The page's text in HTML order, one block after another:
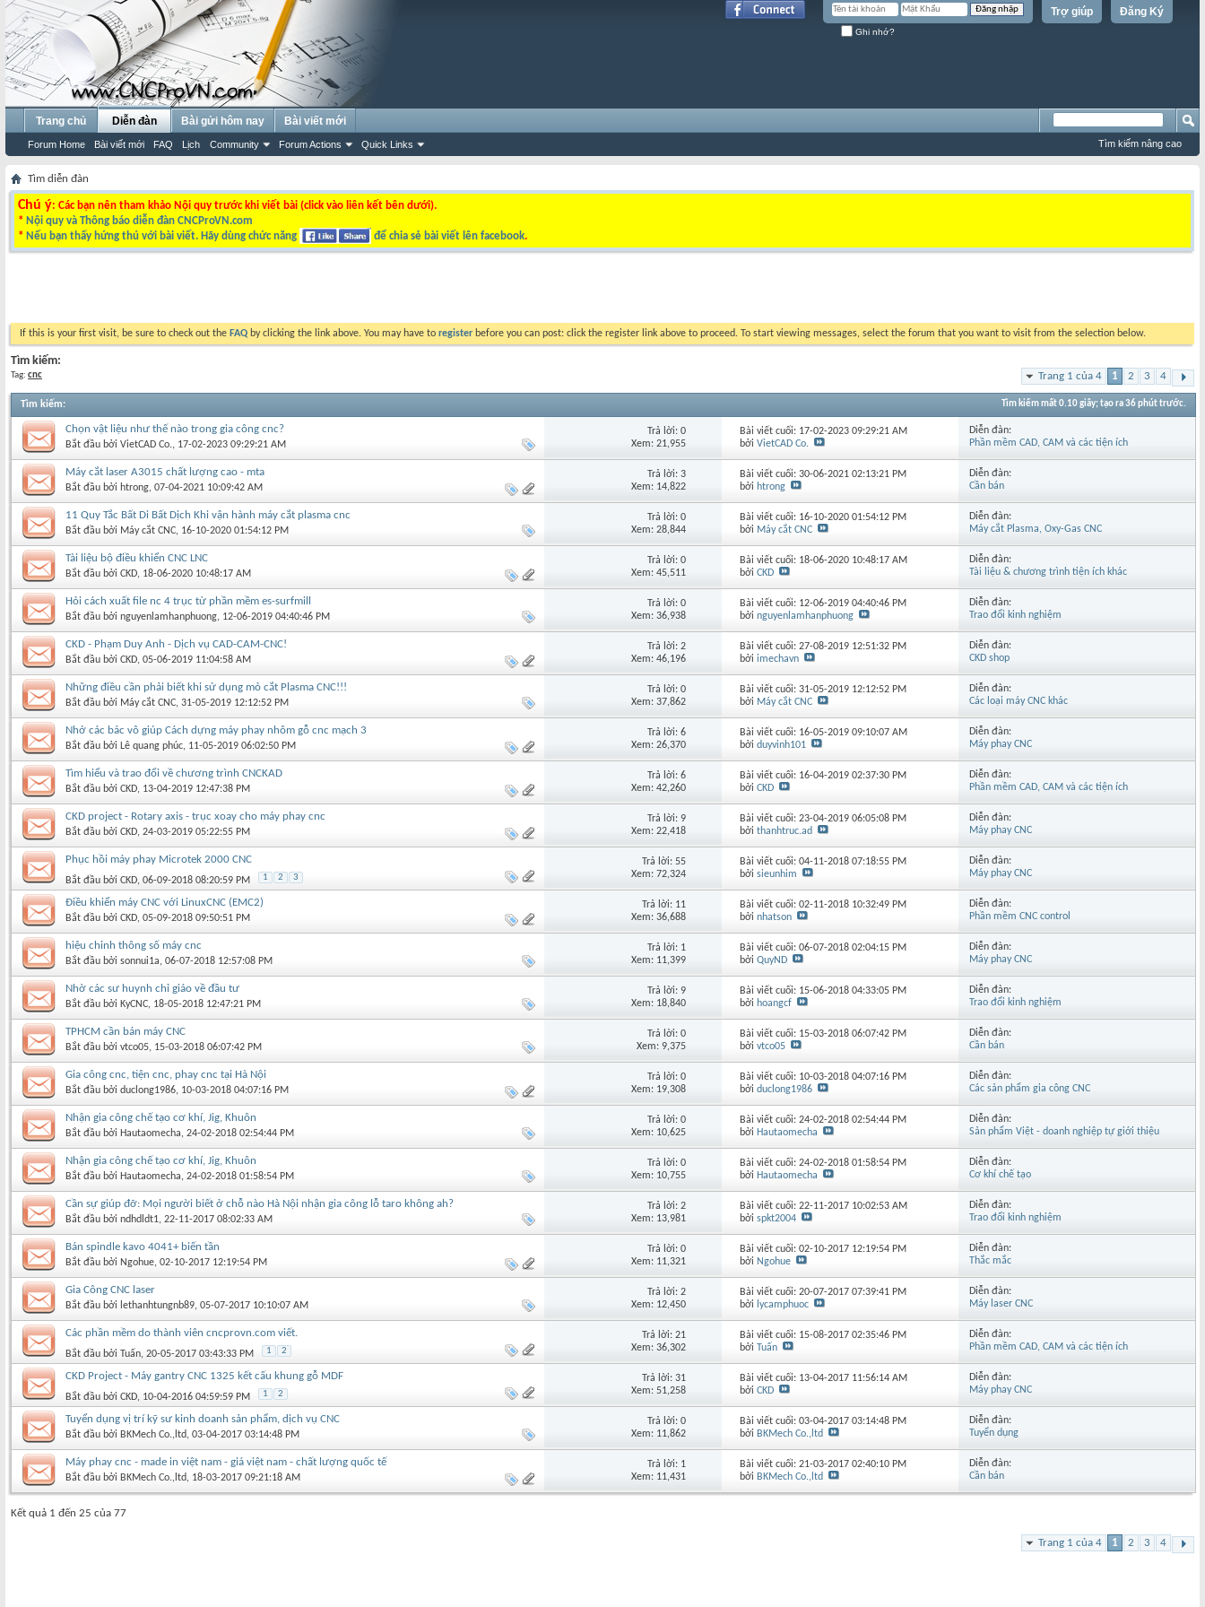
Đăng Ký
Trợ giúp
Ghi nhớ?
Trang chủ Diễn đàn
Forum Home Bài viết mới FAQ Lịch Community Forum Actions Quick Links
Bài gửi hôm nay Bài viết mới
Tìm kiếm nâng cao
Tìm diễn đàn
Chú ý: Các bạn nên tham khảo Nội quy trước khi viết bài (click vào liên kết bên dưới).
* Nội quy và Thông báo diễn đàn CNCProVN.com
* Nếu bạn thấy hứng thú với bài viết. Hãy dùng chức năng để chia sẻ bài viết lên facebook.
If this is your first visit, be sure to check out the FAQ by clicking the link above. You may have to register before you can post: click the register link above to proceed. To start viewing messages, select the forum that you want to visit from the selection below.
Tìm kiếm:
Tag: cnc Trang 1 của 4 1 2 3 4
Tìm kiếm: Tìm kiếm mất0.10giây; tạo ra 36 phút trước.
Chọn vật liệu như thế nào trong gia công cnc?
Bắt đầu bởi VietCAD Co.‎, 17-02-2023 09:29:21 AM
Trả lời: 0
Xem: 21,955
Bài viết cuối: 17-02-2023 09:29:21 AM
bởi VietCAD Co.
Diễn đàn:
Phần mềm CAD, CAM và các tiện ích
Máy cắt laser A3015 chất lượng cao - mta
Bắt đầu bởi htrong‎, 07-04-2021 10:09:42 AM
Trả lời: 3
Xem: 14,822
Bài viết cuối: 30-06-2021 02:13:21 PM
bởi htrong
Diễn đàn:
Cần bán
11 Quy Tắc Bất Di Bất Dịch Khi vận hành máy cắt plasma cnc
Bắt đầu bởi Máy cắt CNC‎, 16-10-2020 01:54:12 PM
Trả lời: 0
Xem: 28,844
Bài viết cuối: 16-10-2020 01:54:12 PM
bởi Máy cắt CNC
Diễn đàn:
Máy cắt Plasma, Oxy-Gas CNC
Tài liệu bộ điều khiển CNC LNC
Bắt đầu bởi CKD‎, 18-06-2020 10:48:17 AM
Trả lời: 0
Xem: 45,511
Bài viết cuối: 18-06-2020 10:48:17 AM
bởi CKD
Diễn đàn:
Tài liệu & chương trình tiện ích khác
Hỏi cách xuất file nc 4 trục từ phần mềm es-surfmill
Bắt đầu bởi nguyenlamhanphuong‎, 12-06-2019 04:40:46 PM
Trả lời: 0
Xem: 36,938
Bài viết cuối: 12-06-2019 04:40:46 PM
bởi nguyenlamhanphuong
Diễn đàn:
Trao đổi kinh nghiệm
CKD - Phạm Duy Anh - Dịch vụ CAD-CAM-CNC!
Bắt đầu bởi CKD‎, 05-06-2019 11:04:58 AM
Trả lời: 2
Xem: 46,196
Bài viết cuối: 27-08-2019 12:51:32 PM
bởi imechavn
Diễn đàn:
CKD shop
Những điều cần phải biết khi sử dụng mỏ cắt Plasma CNC!!!
Bắt đầu bởi Máy cắt CNC‎, 31-05-2019 12:12:52 PM
Trả lời: 0
Xem: 37,862
Bài viết cuối: 31-05-2019 12:12:52 PM
bởi Máy cắt CNC
Diễn đàn:
Các loại máy CNC khác
Nhớ các bác vô giúp Cách dựng máy phay nhôm gỗ cnc mạch 3
Bắt đầu bởi Lê quang phúc‎, 11-05-2019 06:02:50 PM
Trả lời: 6
Xem: 26,370
Bài viết cuối: 16-05-2019 09:10:07 AM
bởi duyvinh101
Diễn đàn:
Máy phay CNC
Tìm hiểu và trao đổi về chương trình CNCKAD
Bắt đầu bởi CKD‎, 13-04-2019 12:47:38 PM
Trả lời: 6
Xem: 42,260
Bài viết cuối: 16-04-2019 02:37:30 PM
bởi CKD
Diễn đàn:
Phần mềm CAD, CAM và các tiện ích
CKD project - Rotary axis - trục xoay cho máy phay cnc
Bắt đầu bởi CKD‎, 24-03-2019 05:22:55 PM
Trả lời: 9
Xem: 22,418
Bài viết cuối: 23-04-2019 06:05:08 PM
bởi thanhtruc.ad
Diễn đàn:
Máy phay CNC
Phục hồi máy phay Microtek 2000 CNC
Bắt đầu bởi CKD‎, 06-09-2018 08:20:59 PM 1 2 3
Trả lời: 55
Xem: 72,324
Bài viết cuối: 04-11-2018 07:18:55 PM
bởi sieunhim
Diễn đàn:
Máy phay CNC
Điều khiển máy CNC với LinuxCNC (EMC2)
Bắt đầu bởi CKD‎, 05-09-2018 09:50:51 PM
Trả lời: 11
Xem: 36,688
Bài viết cuối: 02-11-2018 10:32:49 PM
bởi nhatson
Diễn đàn:
Phần mềm CNC control
hiệu chỉnh thông số máy cnc
Bắt đầu bởi sonnui1a‎, 06-07-2018 12:57:08 PM
Trả lời: 1
Xem: 11,399
Bài viết cuối: 06-07-2018 02:04:15 PM
bởi QuyND
Diễn đàn:
Máy phay CNC
Nhờ các sư huynh chỉ giáo về đầu tư
Bắt đầu bởi KyCNC‎, 18-05-2018 12:47:21 PM
Trả lời: 9
Xem: 18,840
Bài viết cuối: 15-06-2018 04:33:05 PM
bởi hoangcf
Diễn đàn:
Trao đổi kinh nghiệm
TPHCM cần bán máy CNC
Bắt đầu bởi vtco05‎, 15-03-2018 06:07:42 PM
Trả lời: 0
Xem: 9,375
Bài viết cuối: 15-03-2018 06:07:42 PM
bởi vtco05
Diễn đàn:
Cần bán
Gia công cnc, tiện cnc, phay cnc tại Hà Nội
Bắt đầu bởi duclong1986‎, 10-03-2018 04:07:16 PM
Trả lời: 0
Xem: 19,308
Bài viết cuối: 10-03-2018 04:07:16 PM
bởi duclong1986
Diễn đàn:
Các sản phẩm gia công CNC
Nhận gia công chế tạo cơ khí, Jig, Khuôn
Bắt đầu bởi Hautaomecha‎, 24-02-2018 02:54:44 PM
Trả lời: 0
Xem: 10,625
Bài viết cuối: 24-02-2018 02:54:44 PM
bởi Hautaomecha
Diễn đàn:
Sản phẩm Việt - doanh nghiệp tự giới thiệu
Nhận gia công chế tạo cơ khí, Jig, Khuôn
Bắt đầu bởi Hautaomecha‎, 24-02-2018 01:58:54 PM
Trả lời: 0
Xem: 10,755
Bài viết cuối: 24-02-2018 01:58:54 PM
bởi Hautaomecha
Diễn đàn:
Cơ khí chế tạo
Cần sự giúp đỡ: Mọi người biết ở chỗ nào Hà Nội nhận gia công lỗ taro không ah?
Bắt đầu bởi ndhdldt1‎, 22-11-2017 08:02:33 AM
Trả lời: 2
Xem: 13,981
Bài viết cuối: 22-11-2017 10:02:53 AM
bởi spkt2004
Diễn đàn:
Trao đổi kinh nghiệm
Bán spindle kavo 4041+ biến tần
Bắt đầu bởi Ngohue‎, 02-10-2017 12:19:54 PM
Trả lời: 0
Xem: 11,321
Bài viết cuối: 02-10-2017 12:19:54 PM
bởi Ngohue
Diễn đàn:
Thắc mắc
Gia Công CNC laser
Bắt đầu bởi lethanhtungnb89‎, 05-07-2017 10:10:07 AM
Trả lời: 2
Xem: 12,450
Bài viết cuối: 20-07-2017 07:39:41 PM
bởi lycamphuoc
Diễn đàn:
Máy laser CNC
Các phần mềm do thành viên cncprovn.com viết.
Bắt đầu bởi Tuấn‎, 20-05-2017 03:43:33 PM 1 2
Trả lời: 21
Xem: 36,302
Bài viết cuối: 15-08-2017 02:35:46 PM
bởi Tuấn
Diễn đàn:
Phần mềm CAD, CAM và các tiện ích
CKD Project - Máy gantry CNC 1325 kết cấu khung gỗ MDF
Bắt đầu bởi CKD‎, 10-04-2016 04:59:59 PM 1 2
Trả lời: 31
Xem: 51,258
Bài viết cuối: 13-04-2017 11:56:14 AM
bởi CKD
Diễn đàn:
Máy phay CNC
Tuyển dụng vị trí kỹ sư kinh doanh sản phẩm, dịch vụ CNC
Bắt đầu bởi BKMech Co.,ltd‎, 03-04-2017 03:14:48 PM
Trả lời: 0
Xem: 11,862
Bài viết cuối: 03-04-2017 03:14:48 PM
bởi BKMech Co.,ltd
Diễn đàn:
Tuyển dụng
Máy phay cnc - made in việt nam - giá việt nam - chất lượng quốc tế
Bắt đầu bởi BKMech Co.,ltd‎, 18-03-2017 09:21:18 AM
Trả lời: 1
Xem: 11,431
Bài viết cuối: 21-03-2017 02:40:10 PM
bởi BKMech Co.,ltd
Diễn đàn:
Cần bán
Kết quả 1 đến 25 của 77
Trang 1 của 4 1 2 3 4